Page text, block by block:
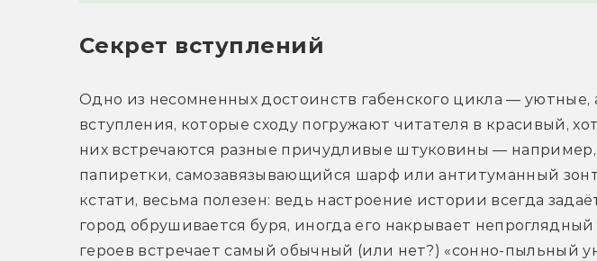
Секрет вступлений
Одно из несомненных достоинств габенского цикла —
вступления, которые сходу погружают читателя в красивый,
них встречаются разные причудливые штуковины — например,
папиретки, самозавязывающийся шарф или антитуманный
кстати, весьма полезен: ведь настроение истории всегда
город обрушивается буря, иногда его накрывает непроглядный
героев встречает самый обычный (или нет?) «сонно-пыльный